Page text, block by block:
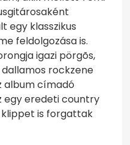
egy klasszikus
feldolgozása is.
igazi pörgõs,
rockzene
album címadó
egy eredeti country
is forgattak